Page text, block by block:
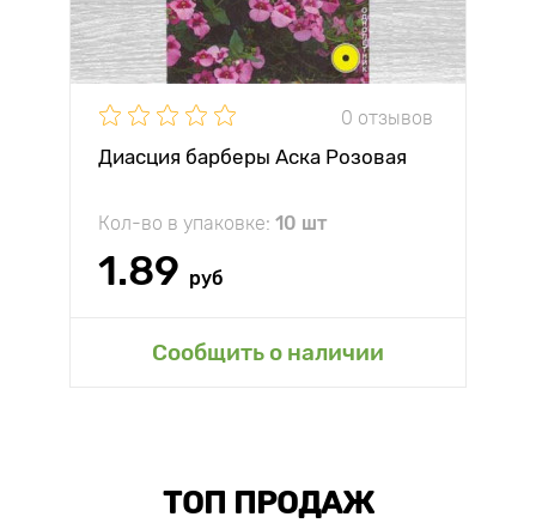
0 отзывов
Диасция барберы Аска Розовая
Кол-во в упаковке: 10 шт
1.89 руб
Сообщить о наличии
ТОП ПРОДАЖ